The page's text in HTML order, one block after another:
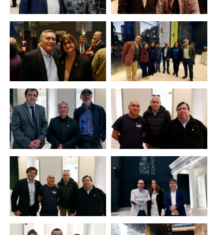
Zoom Zoom
Zoom Zoom
Zoom
Zoom Zoom